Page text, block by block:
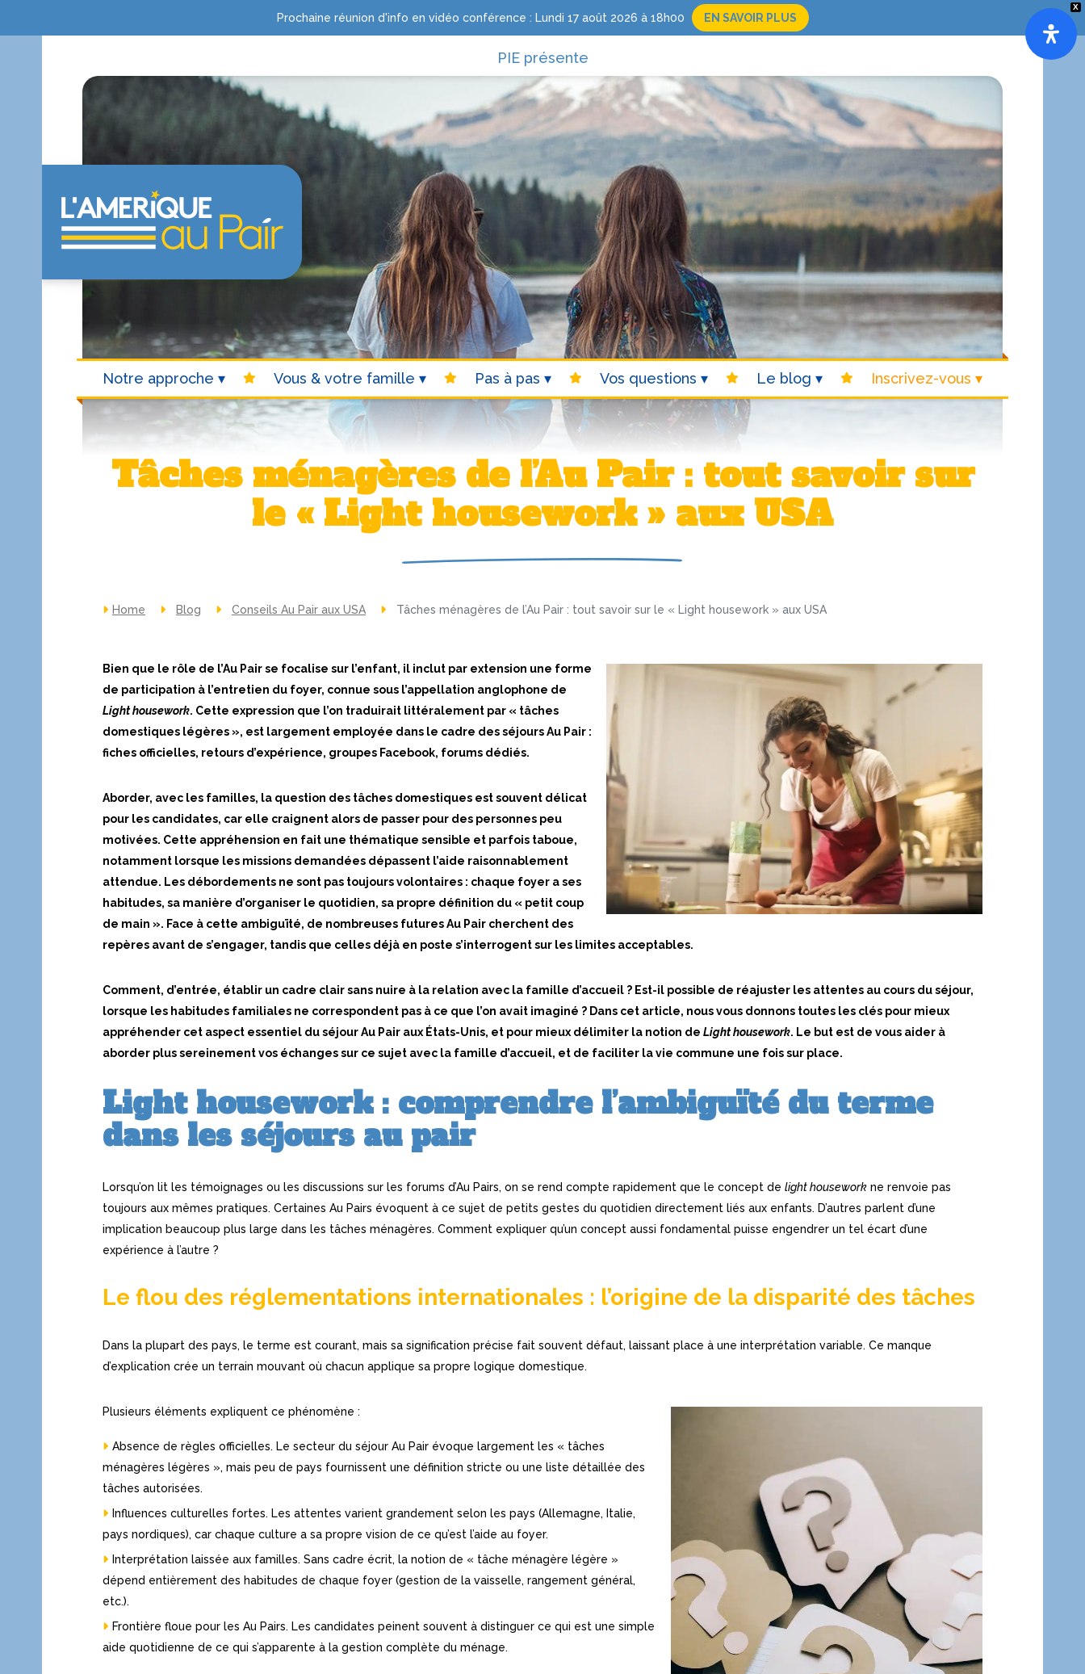
X
Prochaine réunion d'info en vidéo conférence : Lundi 17 août 2026 à 18h00 EN SAVOIR PLUS
Notre approche Vous & votre famille Pas à pas Vos questions Le blog Inscrivez-vous
Tâches ménagères de l’Au Pair : tout savoir sur
le « Light housework » aux USA
Home Blog Conseils Au Pair aux USA Tâches ménagères de l’Au Pair : tout savoir sur le « Light housework » aux USA
Bien que le rôle de l’Au Pair se focalise sur l’enfant, il inclut par extension une forme
de participation à l’entretien du foyer, connue sous l’appellation anglophone de
Light housework. Cette expression que l’on traduirait littéralement par « tâches
domestiques légères », est largement employée dans le cadre des séjours Au Pair :
fiches officielles, retours d’expérience, groupes Facebook, forums dédiés.
Aborder, avec les familles, la question des tâches domestiques est souvent délicat
pour les candidates, car elle craignent alors de passer pour des personnes peu
motivées. Cette appréhension en fait une thématique sensible et parfois taboue,
notamment lorsque les missions demandées dépassent l’aide raisonnablement
attendue. Les débordements ne sont pas toujours volontaires : chaque foyer a ses
habitudes, sa manière d’organiser le quotidien, sa propre définition du « petit coup
de main ». Face à cette ambiguïté, de nombreuses futures Au Pair cherchent des
repères avant de s’engager, tandis que celles déjà en poste s’interrogent sur les limites acceptables.
Comment, d’entrée, établir un cadre clair sans nuire à la relation avec la famille d’accueil ? Est-il possible de réajuster les attentes au cours du séjour,
lorsque les habitudes familiales ne correspondent pas à ce que l’on avait imaginé ? Dans cet article, nous vous donnons toutes les clés pour mieux
appréhender cet aspect essentiel du séjour Au Pair aux États-Unis, et pour mieux délimiter la notion de Light housework. Le but est de vous aider à
aborder plus sereinement vos échanges sur ce sujet avec la famille d’accueil, et de faciliter la vie commune une fois sur place.
Light housework : comprendre l’ambiguïté du terme
dans les séjours au pair
Lorsqu’on lit les témoignages ou les discussions sur les forums d’Au Pairs, on se rend compte rapidement que le concept de light housework ne renvoie pas
toujours aux mêmes pratiques. Certaines Au Pairs évoquent à ce sujet de petits gestes du quotidien directement liés aux enfants. D’autres parlent d’une
implication beaucoup plus large dans les tâches ménagères. Comment expliquer qu’un concept aussi fondamental puisse engendrer un tel écart d’une
expérience à l’autre ?
Le flou des réglementations internationales : l’origine de la disparité des tâches
Dans la plupart des pays, le terme est courant, mais sa signification précise fait souvent défaut, laissant place à une interprétation variable. Ce manque
d’explication crée un terrain mouvant où chacun applique sa propre logique domestique.
Plusieurs éléments expliquent ce phénomène :
Absence de règles officielles. Le secteur du séjour Au Pair évoque largement les « tâches
ménagères légères », mais peu de pays fournissent une définition stricte ou une liste détaillée des
tâches autorisées.
Influences culturelles fortes. Les attentes varient grandement selon les pays (Allemagne, Italie,
pays nordiques), car chaque culture a sa propre vision de ce qu’est l’aide au foyer.
Interprétation laissée aux familles. Sans cadre écrit, la notion de « tâche ménagère légère »
dépend entièrement des habitudes de chaque foyer (gestion de la vaisselle, rangement général,
etc.).
Frontière floue pour les Au Pairs. Les candidates peinent souvent à distinguer ce qui est une simple
aide quotidienne de ce qui s’apparente à la gestion complète du ménage.